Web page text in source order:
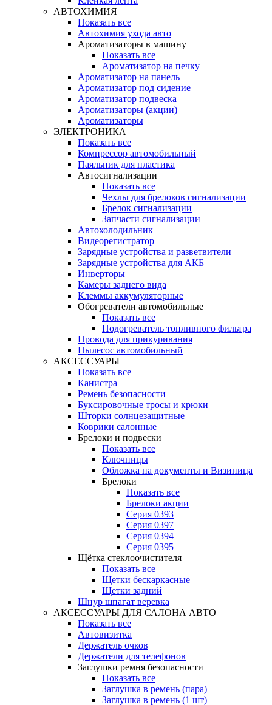
АВТОХИМИЯ
Показать все
Автохимия ухода авто
Ароматизаторы в машину
Показать все
Ароматизатор на печку
Ароматизатор на панель
Ароматизатор под сидение
Ароматизатор подвеска
Ароматизаторы (акции)
Ароматизаторы
ЭЛЕКТРОНИКА
Показать все
Компрессор автомобильный
Паяльник для пластика
Автосигнализации
Показать все
Чехлы для брелоков сигнализации
Брелок сигнализации
Запчасти сигнализации
Автохолодильник
Видеорегистратор
Зарядные устройства и разветвители
Зарядные устройства для АКБ
Инверторы
Камеры заднего вида
Клеммы аккумуляторные
Обогреватели автомобильные
Показать все
Подогреватель топливного фильтра
Провода для прикуривания
Пылесос автомобильный
АКСЕССУАРЫ
Показать все
Канистра
Ремень безопасности
Буксировочные тросы и крюки
Шторки солнцезащитные
Коврики салонные
Брелоки и подвески
Показать все
Ключницы
Обложка на документы и Визиница
Брелоки
Показать все
Брелоки акции
Серия 0393
Серия 0397
Серия 0394
Серия 0395
Щётка стеклоочистителя
Показать все
Щетки бескаркасные
Щетки задний
Шнур шпагат веревка
АКСЕССУАРЫ ДЛЯ САЛОНА АВТО
Показать все
Автовизитка
Держатель очков
Держатели для телефонов
Заглушки ремня безопасности
Показать все
Заглушка в ремень (пара)
Заглушка в ремень (1 шт)